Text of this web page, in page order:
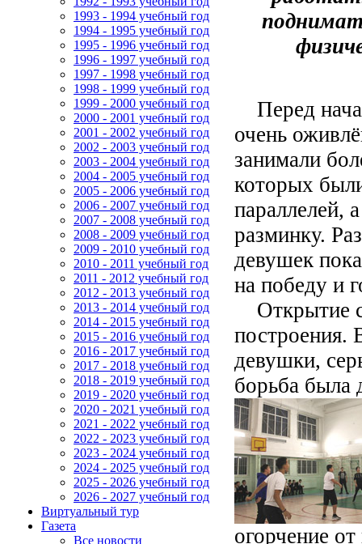
1993 - 1994 учебный год
1994 - 1995 учебный год
1995 - 1996 учебный год
1996 - 1997 учебный год
1997 - 1998 учебный год
1998 - 1999 учебный год
1999 - 2000 учебный год
2000 - 2001 учебный год
2001 - 2002 учебный год
2002 - 2003 учебный год
2003 - 2004 учебный год
2004 - 2005 учебный год
2005 - 2006 учебный год
2006 - 2007 учебный год
2007 - 2008 учебный год
2008 - 2009 учебный год
2009 - 2010 учебный год
2010 - 2011 учебный год
2011 - 2012 учебный год
2012 - 2013 учебный год
2013 - 2014 учебный год
2014 - 2015 учебный год
2015 - 2016 учебный год
2016 - 2017 учебный год
2017 - 2018 учебный год
2018 - 2019 учебный год
2019 - 2020 учебный год
2020 - 2021 учебный год
2021 - 2022 учебный год
2022 - 2023 учебный год
2023 - 2024 учебный год
2024 - 2025 учебный год
2025 - 2026 учебный год
2026 - 2027 учебный год
Виртуальный тур
Газета
Все новости
Перед
очень
занимали
которых
параллелей,
разминку.
девушек
на победу и
Открытие
построения.
девушки,
борьба была
огорчение